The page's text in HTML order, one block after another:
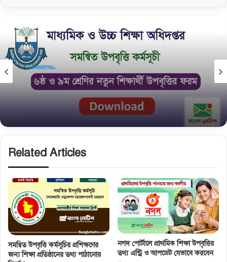
উপবৃত্তি
April 11, 2025
সমন্বিত উপবৃত্তি ফরম: ৬ষ্ঠ ও ৯ম শ্রেণির উপবৃত্তির জন্য
Related Articles
সমন্বিত উপবৃত্তি কর্মসূচির প্রশিক্ষণের
জন্য শিক্ষা প্রতিষ্ঠানের তথ্য পাঠানোর
নগদ পোর্টালে প্রাথমিক শিক্ষা উপবৃত্তির
তথ্য এন্ট্রি ও আপডেট যেভাবে করবেন